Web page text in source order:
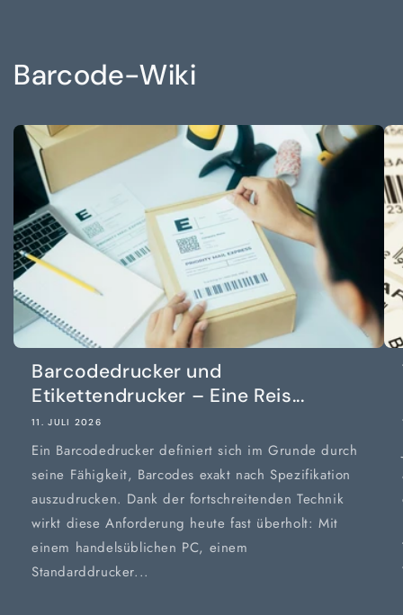
Barcode-Wiki
Barcodedrucker und
Etikettendrucker – Eine Reis...
11. JULI 2026
Ein Barcodedrucker definiert sich im Grunde durch
seine Fähigkeit, Barcodes exakt nach Spezifikation
auszudrucken. Dank der fortschreitenden Technik
wirkt diese Anforderung heute fast überholt: Mit
einem handelsüblichen PC, einem
Standarddrucker...